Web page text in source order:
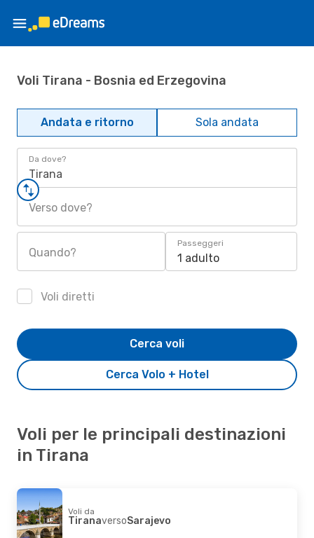
Voli Tirana - Bosnia ed Erzegovina
Andata e ritorno Sola andata
Da dove?
Tirana
Verso dove?
Quando?
Passeggeri
1 adulto
Voli diretti
Cerca Volo + Hotel
Cerca voli
Voli per le principali destinazioni
in Tirana
Voli da
TiranaversoSarajevo